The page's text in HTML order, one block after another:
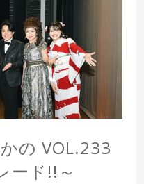
の VOL.233
ード!!～